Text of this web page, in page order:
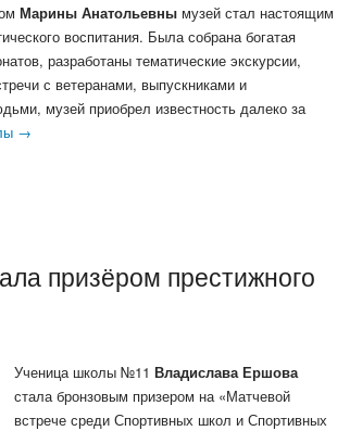
Марины Анатольевны музей стал настоящим
воспитания. Была собрана богатая
разработаны тематические экскурсии,
с ветеранами, выпускниками и
музей приобрел известность далеко за
→
призёром престижного
Ученица школы №11 Владислава Ершова
стала бронзовым призером на «Матчевой
встрече среди Спортивных школ и Спортивных